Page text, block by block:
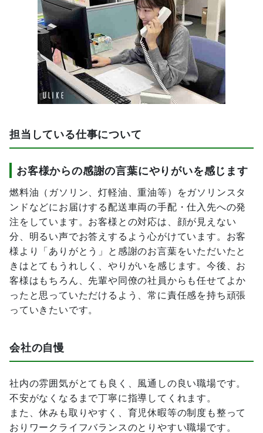
担当している仕事について
お客様からの感謝の言葉にやりがいを感じます
燃料油（ガソリン、灯軽油、重油等）をガソリンスタ
ンドなどにお届けする配送車両の手配・仕入先への発
注をしています。お客様との対応は、顔が見えない
分、明るい声でお答えするよう心がけています。お客
様より「ありがとう」と感謝のお言葉をいただいたと
きはとてもうれしく、やりがいを感じます。今後、お
客様はもちろん、先輩や同僚の社員からも任せてよか
ったと思っていただけるよう、常に責任感を持ち頑張
っていきたいです。
会社の自慢
社内の雰囲気がとても良く、風通しの良い職場です。
不安がなくなるまで丁寧に指導してくれます。
また、休みも取りやすく、育児休暇等の制度も整って
おりワークライフバランスのとりやすい職場です。